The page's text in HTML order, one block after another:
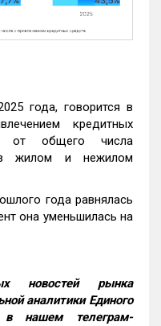
года, говорится в
кредитных
от общего числа
в жилом и нежилом
года равнялась
она уменьшилась на
новостей рынка
аналитики Единого
в нашем телеграм-